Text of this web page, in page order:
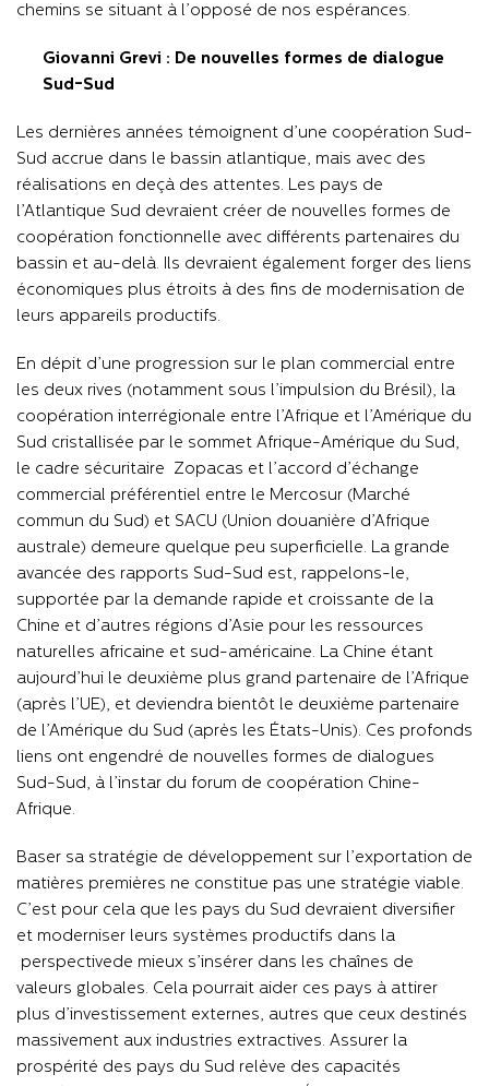
chemins se situant à l’opposé de nos espérances.
Giovanni Grevi : De nouvelles formes de dialogue
Sud-Sud
Les dernières années témoignent d’une coopération Sud-
Sud accrue dans le bassin atlantique, mais avec des
réalisations en deçà des attentes. Les pays de
l’Atlantique Sud devraient créer de nouvelles formes de
coopération fonctionnelle avec différents partenaires du
bassin et au-delà. Ils devraient également forger des liens
économiques plus étroits à des fins de modernisation de
leurs appareils productifs.
En dépit d’une progression sur le plan commercial entre
les deux rives (notamment sous l’impulsion du Brésil), la
coopération interrégionale entre l’Afrique et l’Amérique du
Sud cristallisée par le sommet Afrique-Amérique du Sud,
le cadre sécuritaire Zopacas et l’accord d’échange
commercial préférentiel entre le Mercosur (Marché
commun du Sud) et SACU (Union douanière d’Afrique
australe) demeure quelque peu superficielle. La grande
avancée des rapports Sud-Sud est, rappelons-le,
supportée par la demande rapide et croissante de la
Chine et d’autres régions d’Asie pour les ressources
naturelles africaine et sud-américaine. La Chine étant
aujourd’hui le deuxième plus grand partenaire de l’Afrique
(après l’UE), et deviendra bientôt le deuxième partenaire
de l’Amérique du Sud (après les États-Unis). Ces profonds
liens ont engendré de nouvelles formes de dialogues
Sud-Sud, à l’instar du forum de coopération Chine-
Afrique.
Baser sa stratégie de développement sur l’exportation de
matières premières ne constitue pas une stratégie viable.
C’est pour cela que les pays du Sud devraient diversifier
et moderniser leurs systèmes productifs dans la
perspectivede mieux s’insérer dans les chaînes de
valeurs globales. Cela pourrait aider ces pays à attirer
plus d’investissement externes, autres que ceux destinés
massivement aux industries extractives. Assurer la
prospérité des pays du Sud relève des capacités